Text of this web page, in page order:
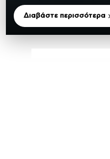
Διαβάστε περισσότερα